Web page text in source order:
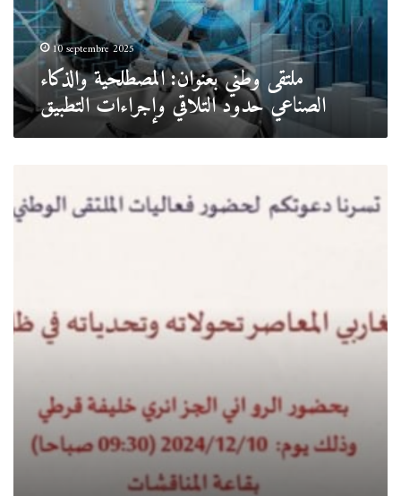
التلاقي
وإجراءات
التطبيق
10 septembre 2025
ملتقى وطني بعنوان: المصطلحية والذكاء
الصناعي حدود التلاقي وإجراءات التطبيق